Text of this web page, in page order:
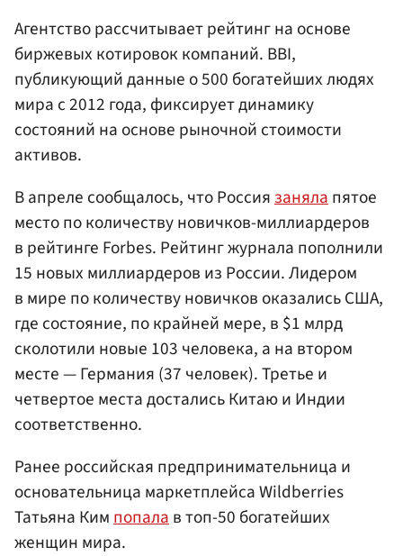
Агентство рассчитывает рейтинг на основе
биржевых котировок компаний. BBI,
публикующий данные о 500 богатейших людях
мира с 2012 года, фиксирует динамику
состояний на основе рыночной стоимости
активов.
В апреле сообщалось, что Россиязанялапятое
место по количеству новичков-миллиардеров
в рейтинге Forbes. Рейтинг журнала пополнили
15 новых миллиардеров из России. Лидером
в мире по количеству новичков оказались США,
где состояние, по крайней мере, в $1 млрд
сколотили новые 103 человека, а на втором
месте — Германия (37 человек). Третье и
четвертое места достались Китаю и Индии
соответственно.
Ранее российская предпринимательница и
основательница маркетплейса Wildberries
Татьяна Кимпопалав топ-50 богатейших
женщин мира.